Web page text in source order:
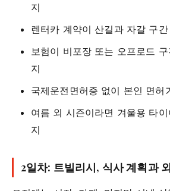
지
렌터카 계약이 산길과 자갈 구
보험이 비포장 또는 오프로드
지
국제운전면허증 없이 본인 면허
여름 외 시즌이라면 겨울용 타
지
2일차: 트빌리시, 식사 계획과